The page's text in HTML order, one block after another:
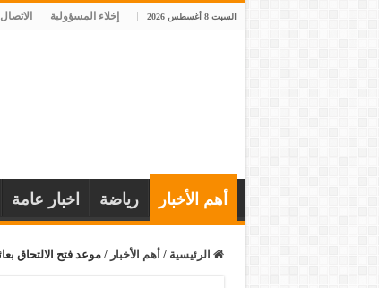
السبت 8 أغسطس 2026 إخلاء المسؤولية
أهم الأخبار رياضة اخبار عامة
الرئيسية / أهم الأخبار / موعد فتح الالتحاق